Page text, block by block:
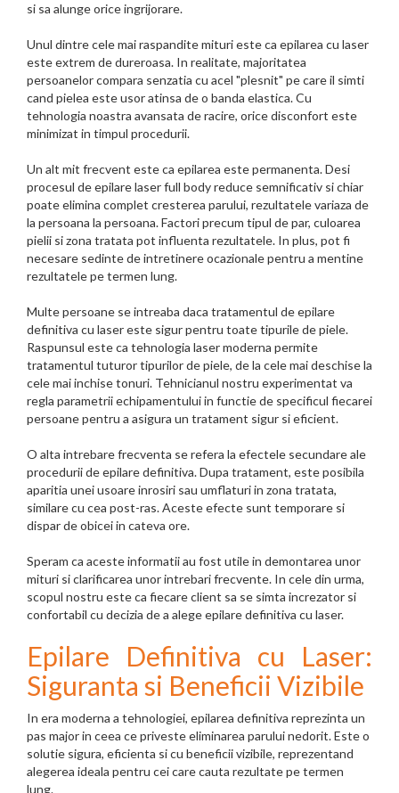
si sa alunge orice ingrijorare.
Unul dintre cele mai raspandite mituri este ca epilarea cu laser
este extrem de dureroasa. In realitate, majoritatea
persoanelor compara senzatia cu acel "plesnit" pe care il simti
cand pielea este usor atinsa de o banda elastica. Cu
tehnologia noastra avansata de racire, orice disconfort este
minimizat in timpul procedurii.
Un alt mit frecvent este ca epilarea este permanenta. Desi
procesul de epilare laser full body reduce semnificativ si chiar
poate elimina complet cresterea parului, rezultatele variaza de
la persoana la persoana. Factori precum tipul de par, culoarea
pielii si zona tratata pot influenta rezultatele. In plus, pot fi
necesare sedinte de intretinere ocazionale pentru a mentine
rezultatele pe termen lung.
Multe persoane se intreaba daca tratamentul de epilare
definitiva cu laser este sigur pentru toate tipurile de piele.
Raspunsul este ca tehnologia laser moderna permite
tratamentul tuturor tipurilor de piele, de la cele mai deschise la
cele mai inchise tonuri. Tehnicianul nostru experimentat va
regla parametrii echipamentului in functie de specificul fiecarei
persoane pentru a asigura un tratament sigur si eficient.
O alta intrebare frecventa se refera la efectele secundare ale
procedurii de epilare definitiva. Dupa tratament, este posibila
aparitia unei usoare inrosiri sau umflaturi in zona tratata,
similare cu cea post-ras. Aceste efecte sunt temporare si
dispar de obicei in cateva ore.
Speram ca aceste informatii au fost utile in demontarea unor
mituri si clarificarea unor intrebari frecvente. In cele din urma,
scopul nostru este ca fiecare client sa se simta increzator si
confortabil cu decizia de a alege epilare definitiva cu laser.
Epilare Definitiva cu Laser:
Siguranta si Beneficii Vizibile
In era moderna a tehnologiei, epilarea definitiva reprezinta un
pas major in ceea ce priveste eliminarea parului nedorit. Este o
solutie sigura, eficienta si cu beneficii vizibile, reprezentand
alegerea ideala pentru cei care cauta rezultate pe termen
lung.